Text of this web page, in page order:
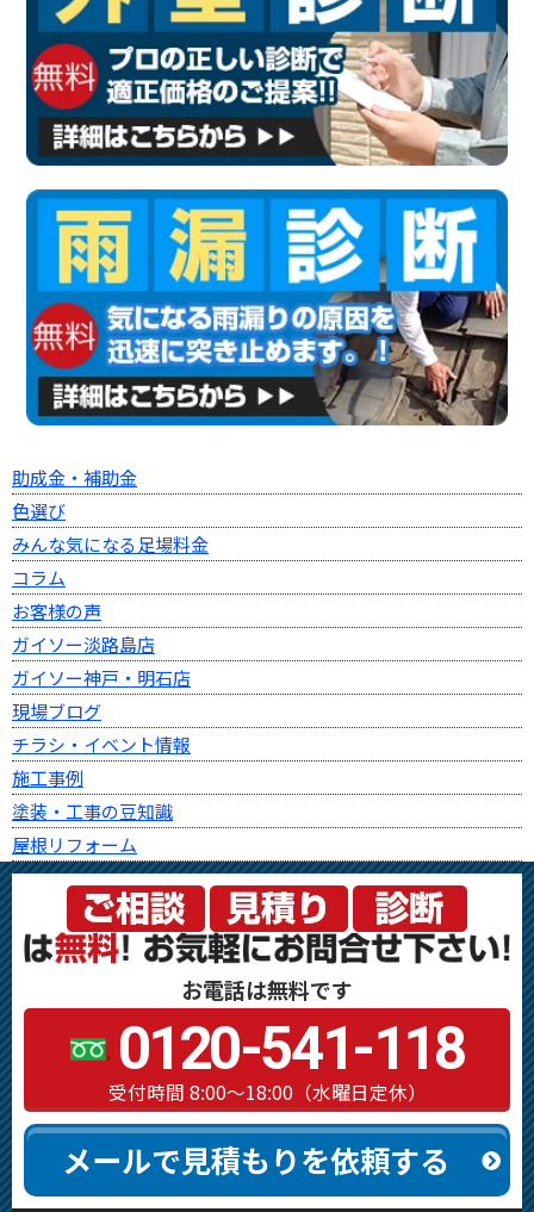
助成金・補助金
色選び
みんな気になる足場料金
コラム
お客様の声
ガイソー淡路島店
ガイソー神戸・明石店
現場ブログ
チラシ・イベント情報
施工事例
塗装・工事の豆知識
屋根リフォーム
お電話は無料です
0120-541-118
受付時間 8:00～18:00（水曜日定休）
メールで見積もりを依頼する